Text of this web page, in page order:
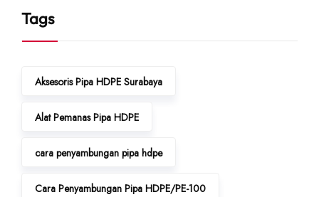
Tags
Aksesoris Pipa HDPE Surabaya
Alat Pemanas Pipa HDPE
cara penyambungan pipa hdpe
Cara Penyambungan Pipa HDPE/PE-100